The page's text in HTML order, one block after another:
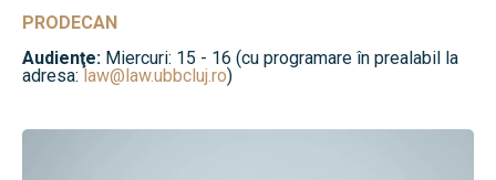
PRODECAN
Audienţe: Miercuri: 15 - 16 (cu programare în prealabil la
adresa: law@law.ubbcluj.ro)